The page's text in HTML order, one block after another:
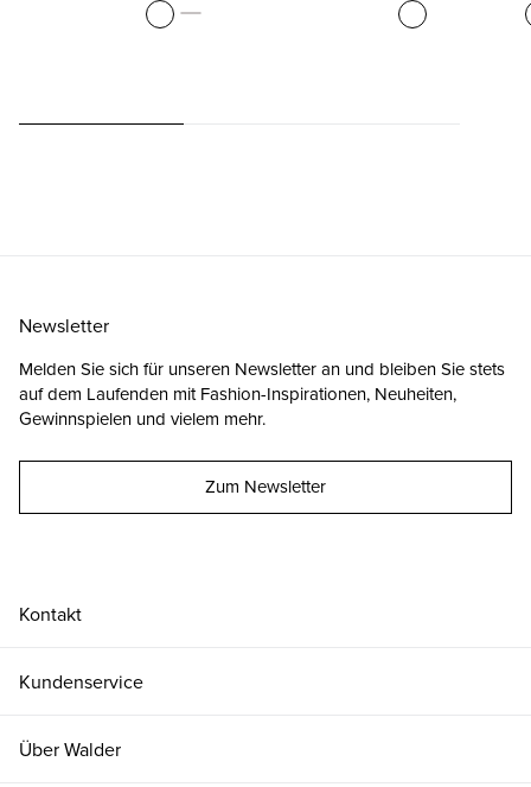
Kontakt
Kundenservice
Über Walder
Newsletter
Melden Sie sich für unseren Newsletter an und bleiben Sie stets
auf dem Laufenden mit Fashion-Inspirationen, Neuheiten,
Gewinnspielen und vielem mehr.
Zum Newsletter